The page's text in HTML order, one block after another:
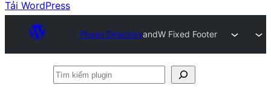
dung
Tải WordPress
Plugin DirectoryandW Fixed Footer
Tìm